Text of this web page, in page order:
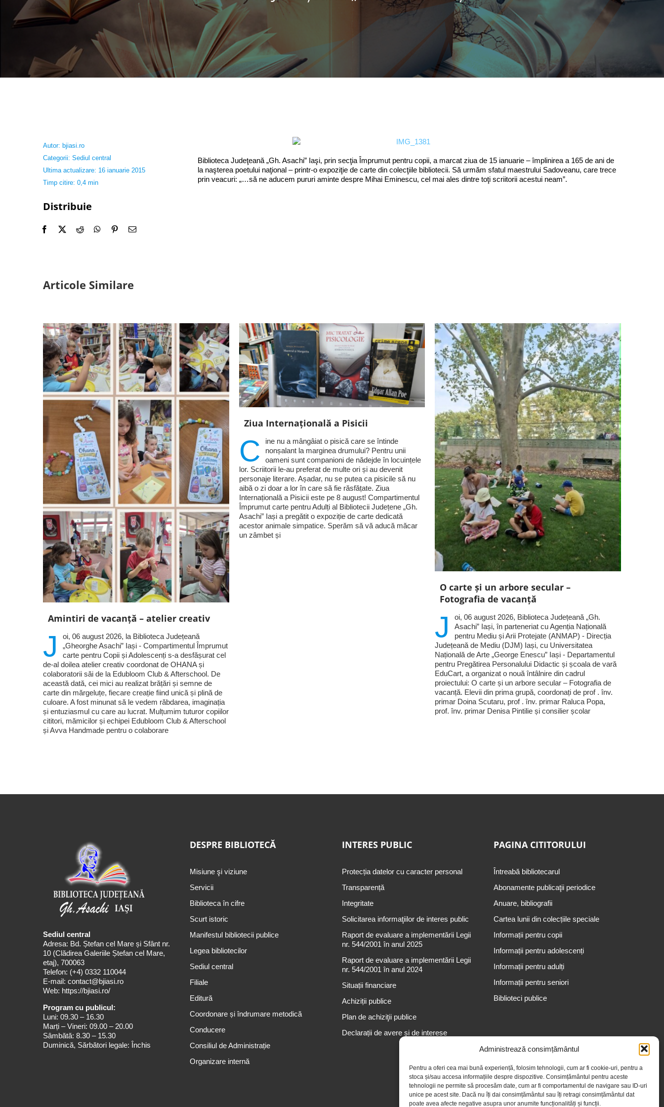
Administrează consimțământul
Pentru a oferi cea mai bună experiență, folosim tehnologii, cum ar fi cookie-uri, pentru a
stoca și/sau accesa informațiile despre dispozitive. Consimțământul pentru aceste
tehnologii ne permite să procesăm date, cum ar fi comportamentul de navigare sau ID-uri
unice pe acest site. Dacă nu îți dai consimțământul sau îți retragi consimțământul dat
poate avea afecte negative asupra unor anumite funcționalități și funcții.
Autor: bjiasi.ro
Categorii: Sediul central
Ultima actualizare: 16 ianuarie 2015
Timp citire: 0,4 min
Distribuie
Biblioteca Judeţeană „Gh. Asachi” Iaşi, prin secţia Împrumut pentru copii, a marcat ziua de 15 ianuarie – împlinirea a 165 de ani de
la naşterea poetului naţional – printr-o expoziţie de carte din colecţiile bibliotecii. Să urmăm sfatul maestrului Sadoveanu, care trece
prin veacuri: „…să ne aducem pururi aminte despre Mihai Eminescu, cel mai ales dintre toţi scriitorii acestui neam”.
Articole Similare
Amintiri de vacanță – atelier creativ
J
oi, 06 august 2026, la Biblioteca Județeană
„Gheorghe Asachi” Iași - Compartimentul Împrumut
carte pentru Copii și Adolescenți s-a desfășurat cel
de-al doilea atelier creativ coordonat de OHANA și
colaboratorii săi de la Edubloom Club & Afterschool. De
această dată, cei mici au realizat brățări și semne de
carte din mărgeluțe, fiecare creație fiind unică și plină de
culoare. A fost minunat să le vedem răbdarea, imaginația
și entuziasmul cu care au lucrat. Mulțumim tuturor copiilor
cititori, mămicilor și echipei Edubloom Club & Afterschool
și Avva Handmade pentru o colaborare
Ziua Internațională a Pisicii
C
ine nu a mângâiat o pisică care se întinde
nonșalant la marginea drumului? Pentru unii
oameni sunt companioni de nădejde în locuințele
lor. Scriitorii le-au preferat de multe ori și au devenit
personaje literare. Așadar, nu se putea ca pisicile să nu
aibă o zi doar a lor în care să fie răsfățate. Ziua
Internațională a Pisicii este pe 8 august! Compartimentul
Împrumut carte pentru Adulți al Bibliotecii Județene „Gh.
Asachi” Iași a pregătit o expoziție de carte dedicată
acestor animale simpatice. Sperăm să vă aducă măcar
un zâmbet și
O carte și un arbore secular –
Fotografia de vacanță
J
oi, 06 august 2026, Biblioteca Județeană „Gh.
Asachi” Iași, în parteneriat cu Agenția Națională
pentru Mediu și Arii Protejate (ANMAP) - Direcția
Județeană de Mediu (DJM) Iași, cu Universitatea
Națională de Arte „George Enescu” Iași - Departamentul
pentru Pregătirea Personalului Didactic și școala de vară
EduCart, a organizat o nouă întâlnire din cadrul
proiectului: O carte și un arbore secular – Fotografia de
vacanță. Elevii din prima grupă, coordonați de prof . înv.
primar Doina Scutaru, prof . înv. primar Raluca Popa,
prof. înv. primar Denisa Pintilie și consilier școlar
Sediul central
Adresa: Bd. Ștefan cel Mare și Sfânt nr.
10 (Clădirea Galeriile Ștefan cel Mare,
etaj), 700063
Telefon: (+4) 0332 110044
E-mail: contact@bjiasi.ro
Web: https://bjiasi.ro/
Program cu publicul:
Luni: 09.30 – 16.30
Marți – Vineri: 09.00 – 20.00
Sâmbătă: 8.30 – 15.30
Duminică, Sărbători legale: Închis
DESPRE BIBLIOTECĂ
Misiune şi viziune
Servicii
Biblioteca în cifre
Scurt istoric
Manifestul bibliotecii publice
Legea bibliotecilor
Sediul central
Filiale
Editură
Coordonare și îndrumare metodică
Conducere
Consiliul de Administrație
Organizare internă
INTERES PUBLIC
Protecția datelor cu caracter personal
Transparență
Integritate
Solicitarea informaţiilor de interes public
Raport de evaluare a implementării Legii
nr. 544/2001 în anul 2025
Raport de evaluare a implementării Legii
nr. 544/2001 în anul 2024
Situații financiare
Achiziții publice
Plan de achiziţii publice
Declarații de avere și de interese
PAGINA CITITORULUI
Întreabă bibliotecarul
Abonamente publicaţii periodice
Anuare, bibliografii
Cartea lunii din colecțiile speciale
Informații pentru copii
Informații pentru adolescenți
Informații pentru adulți
Informații pentru seniori
Biblioteci publice